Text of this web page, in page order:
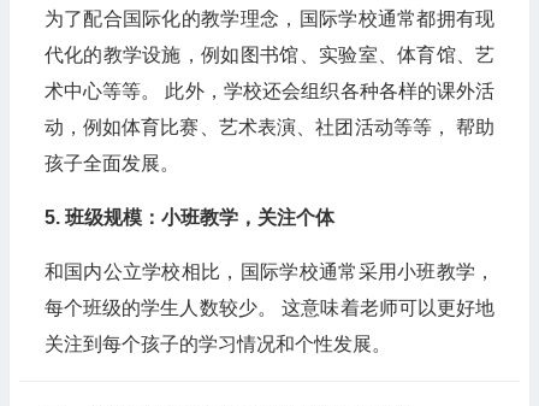
为了配合国际化的教学理念，国际学校通常都拥有现
代化的教学设施，例如图书馆、实验室、体育馆、艺
术中心等等。 此外，学校还会组织各种各样的课外活
动，例如体育比赛、艺术表演、社团活动等等， 帮助
孩子全面发展。
5. 班级规模：小班教学，关注个体
和国内公立学校相比，国际学校通常采用小班教学，
每个班级的学生人数较少。 这意味着老师可以更好地
关注到每个孩子的学习情况和个性发展。